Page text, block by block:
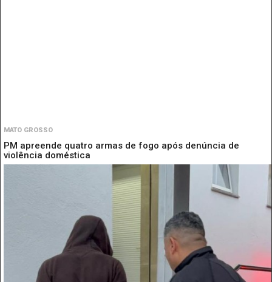
MATO GROSSO
PM apreende quatro armas de fogo após denúncia de
violência doméstica